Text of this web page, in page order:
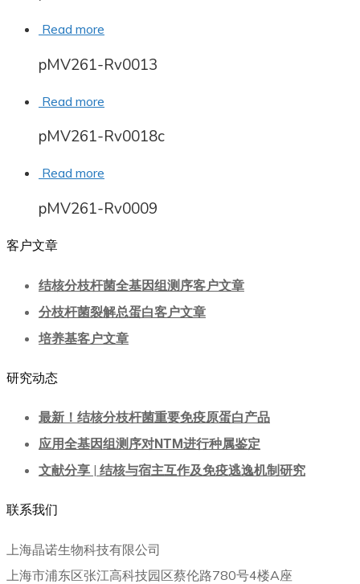
Read more
pMV261-Rv0013
Read more
pMV261-Rv0018c
Read more
pMV261-Rv0009
客户文章
结核分枝杆菌全基因组测序客户文章
分枝杆菌裂解总蛋白客户文章
培养基客户文章
研究动态
最新！结核分枝杆菌重要免疫原蛋白产品
应用全基因组测序对NTM进行种属鉴定
文献分享 | 结核与宿主互作及免疫逃逸机制研究
联系我们
上海晶诺生物科技有限公司
上海市浦东区张江高科技园区蔡伦路780号4楼A座